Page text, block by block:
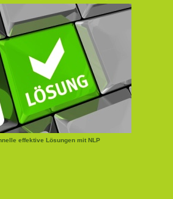
effektive Lösungen mit NLP